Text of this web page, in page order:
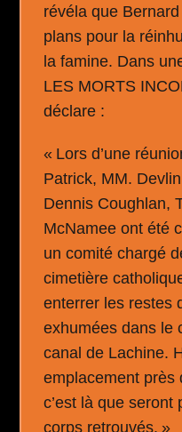
révéla que
plans pour la
la famine. Dans
LES MORTS
déclare :
« Lors d’une
Patrick, MM.
Dennis Coughlan,
McNamee ont été
un comité chargé
cimetière
enterrer les restes
exhumées dans le
canal de Lachine.
emplacement près
c’est là que seront
corps retrouvés. »